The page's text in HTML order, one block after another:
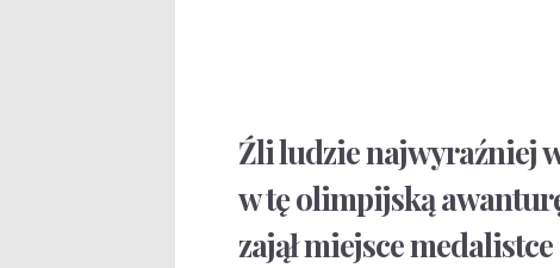
Źli ludzie najwyraźniej
w tę olimpijską
zajął miejsce